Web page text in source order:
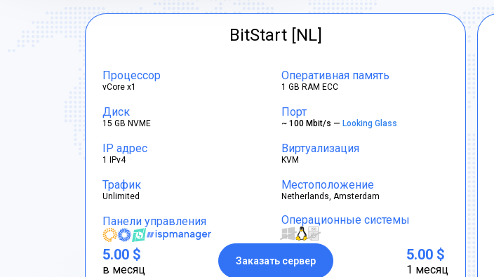
BitStart [NL]
Процессор
vCore x1
Оперативная память
1 GB RAM ECC
Диск
15 GB NVME
Порт
~ 100 Mbit/s — Looking Glass
IP адрес
1 IPv4
Виртуализация
KVM
Трафик
Unlimited
Местоположение
Netherlands, Amsterdam
Панели управления Операционные системы
5.00 $
в месяц
Заказать сервер 5.00 $
1 месяц